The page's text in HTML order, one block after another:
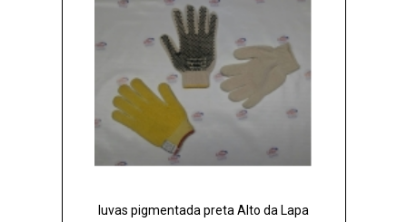
luvas pigmentada preta Alto da Lapa